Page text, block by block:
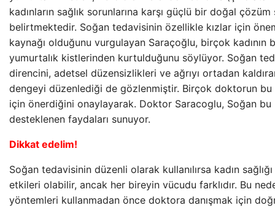
kadınların sağlık sorunlarına karşı güçlü bir doğal
belirtmektedir. Soğan tedavisinin özellikle kızlar için
kaynağı olduğunu vurgulayan Saraçoğlu, birçok kadının
yumurtalık kistlerinden kurtulduğunu söylüyor. Soğan
direncini, adetsel düzensizlikleri ve ağrıyı ortadan
dengeyi düzenlediği de gözlenmiştir. Birçok doktorun bu
için önerdiğini onaylayarak. Doktor Saracoglu, Soğan
desteklenen faydaları sunuyor.
Dikkat edelim!
Soğan tedavisinin düzenli olarak kullanılırsa kadın
etkileri olabilir, ancak her bireyin vücudu farklıdır. Bu
yöntemleri kullanmadan önce doktora danışmak için